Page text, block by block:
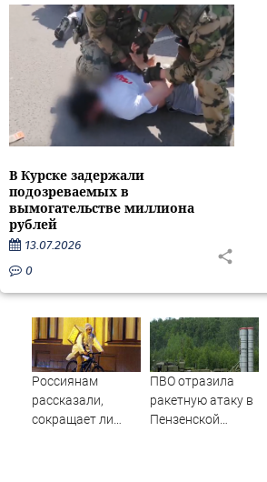
В Курске задержали
подозреваемых в
вымогательстве миллиона
рублей
13.07.2026
0
Россиянам
рассказали,
сокращает ли
ПВО отразила
ракетную атаку в
Пензенской